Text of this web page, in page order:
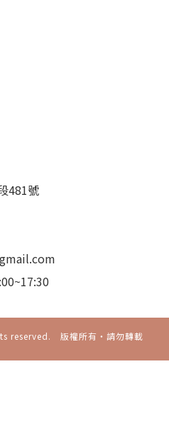
481號
reserved. 版權所有‧請勿轉載